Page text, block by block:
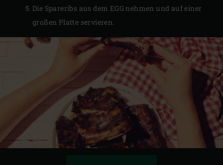
Die Spareribs aus dem EGG nehmen und auf einer
großen Platte servieren.